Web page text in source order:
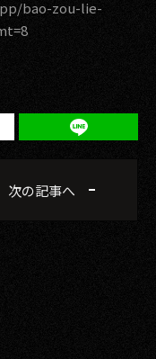
bao-zou-lie-
次の記事へ